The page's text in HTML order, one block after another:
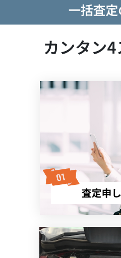
一括査
カンタン
査定申